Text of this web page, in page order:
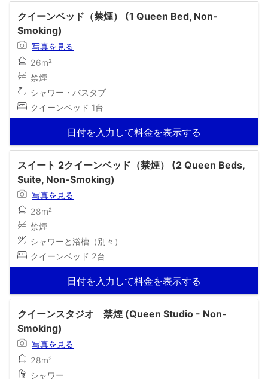
クイーンベッド（禁煙） (1 Queen Bed, Non-
Smoking)
写真を見る
26m²
禁煙
シャワー・バスタブ
クイーンベッド 1台
日付を入力して料金を表示する
スイート 2クイーンベッド（禁煙） (2 Queen Beds,
Suite, Non-Smoking)
写真を見る
28m²
禁煙
シャワーと浴槽（別々）
クイーンベッド 2台
日付を入力して料金を表示する
クイーンスタジオ 禁煙 (Queen Studio - Non-
Smoking)
写真を見る
28m²
シャワー